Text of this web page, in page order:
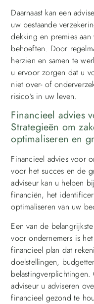
Daarnaast kan een
uw bestaande
dekking en premies
behoeften. Door
herzien en samen te
u ervoor zorgen dat u
niet over- of
risico’s in uw leven.
Financieel advies
Strategieën om
optimaliseren en
Financieel advies voor
voor het succes en de
adviseur kan u helpen
financiën, het
optimaliseren van uw
Een van de
voor ondernemers is
financieel plan dat
doelstellingen,
adviseur u adviseren
financieel gezond te